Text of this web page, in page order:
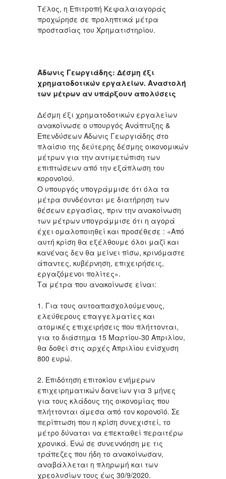
Τέλος, η Επιτροπή Κεφαλαιαγοράς
προχώρησε σε προληπτικά μέτρα
προστασίας του Χρηματιστηρίου.
Άδωνις Γεωργιάδης: Δέσμη έξι
χρηματοδοτικών εργαλείων. Αναστολή
των μέτρων αν υπάρξουν απολύσεις
Δέσμη έξι χρηματοδοτικών εργαλείων
ανακοίνωσε ο υπουργός Ανάπτυξης &
Επενδύσεων Άδωνις Γεωργιάδης στο
πλαίσιο της δεύτερης δέσμης οικονομικών
μέτρων για την αντιμετώπιση των
επιπτώσεων από την εξάπλωση του
κορονοϊού.
Ο υπουργός υπογράμμισε ότι όλα τα
μέτρα συνδέονται με διατήρηση των
θέσεων εργασίας, πριν την ανακοίνωση
των μέτρων υπογράμμισε ότι η αγορά
έχει ομαλοποιηθεί και προσέθεσε : «Από
αυτή κρίση θα εξέλθουμε όλοι μαζί και
κανένας δεν θα μείνει πίσω, κρινόμαστε
άπαντες, κυβέρνηση, επιχειρήσεις,
εργαζόμενοι πολίτες».
Τα μέτρα που ανακοίνωσε είναι:
1. Για τους αυτοαπασχολούμενους,
ελεύθερους επαγγελματίες και
ατομικές επιχειρήσεις που πλήττονται,
για το διάστημα ‪15 Μαρτίου-30 Απριλίου‬,
θα δοθεί στις αρχές Απριλίου ενίσχυση
800 ευρώ.
2. Επιδότηση επιτοκίου ενήμερων
επιχειρηματικών δανείων για 3 μήνες
για τους κλάδους της οικονομίας που
πλήττονται άμεσα από τον κορονοϊό. Σε
περίπτωση που η κρίση συνεχιστεί, το
μέτρο δύναται να επεκταθεί περαιτέρω
χρονικά. Ενώ σε συνεννόηση με τις
τράπεζες που ήδη το ανακοίνωσαν,
αναβάλλεται η πληρωμή και των
χρεολυσίων τους έως ‪30/9/2020‬.